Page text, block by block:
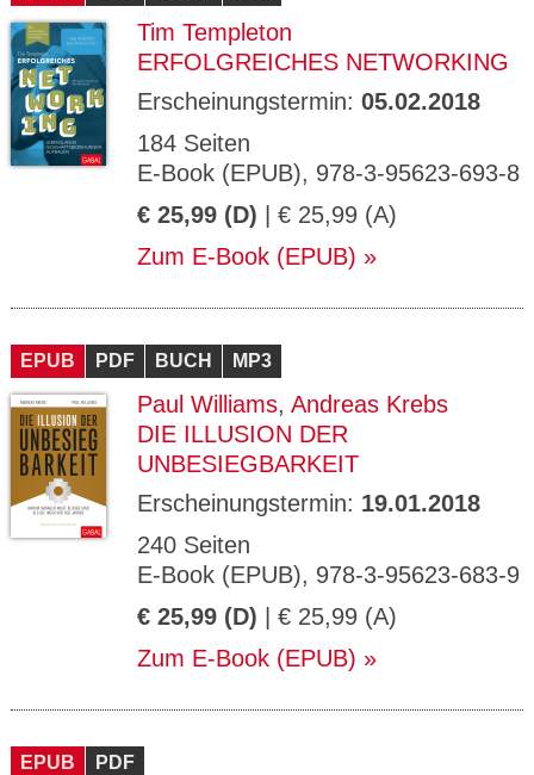
Tim Templeton
ERFOLGREICHES NETWORKING
Erscheinungstermin: 05.02.2018
184 Seiten
E-Book (EPUB), 978-3-95623-693-8
€ 25,99 (D) | € 25,99 (A)
Zum E-Book (EPUB)
EPUB PDF BUCH MP3
Paul Williams, Andreas Krebs
DIE ILLUSION DER
UNBESIEGBARKEIT
Erscheinungstermin: 19.01.2018
240 Seiten
E-Book (EPUB), 978-3-95623-683-9
€ 25,99 (D) | € 25,99 (A)
Zum E-Book (EPUB)
EPUB PDF